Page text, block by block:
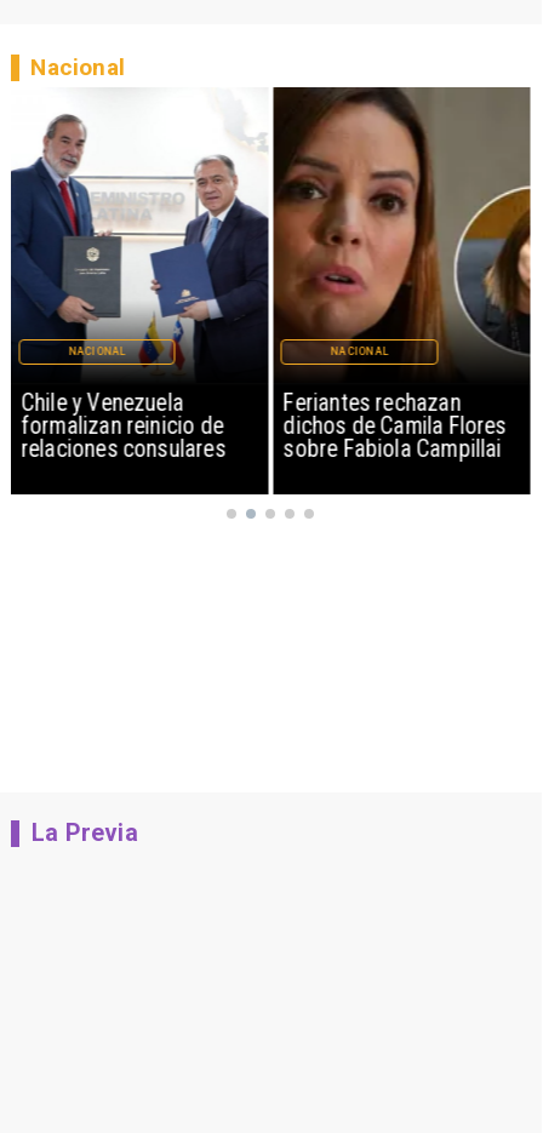
Chile y Venezuela
formalizan reinicio de
relaciones consulares
NACIONAL
Feriantes rechazan
dichos de Camila Flores
sobre Fabiola Campillai
NACIONAL
Nacional
La Previa